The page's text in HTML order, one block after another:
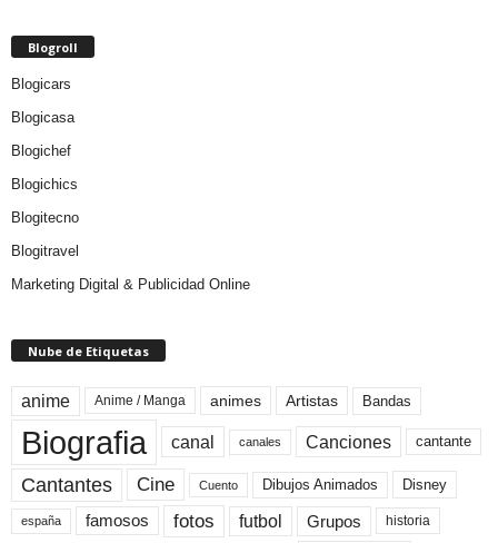
Blogroll
Blogicars
Blogicasa
Blogichef
Blogichics
Blogitecno
Blogitravel
Marketing Digital & Publicidad Online
Nube de Etiquetas
anime Anime / Manga animes Artistas Bandas
Biografia canal canales Canciones cantante
Cantantes Cine Cuento Dibujos Animados Disney
españa famosos fotos futbol Grupos historia